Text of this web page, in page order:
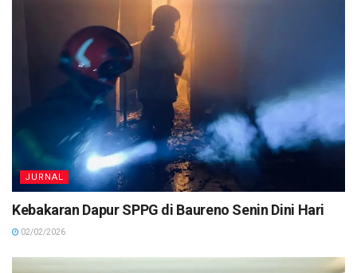
JURNAL
Kebakaran Dapur SPPG di Baureno Senin Dini Hari
02/02/2026